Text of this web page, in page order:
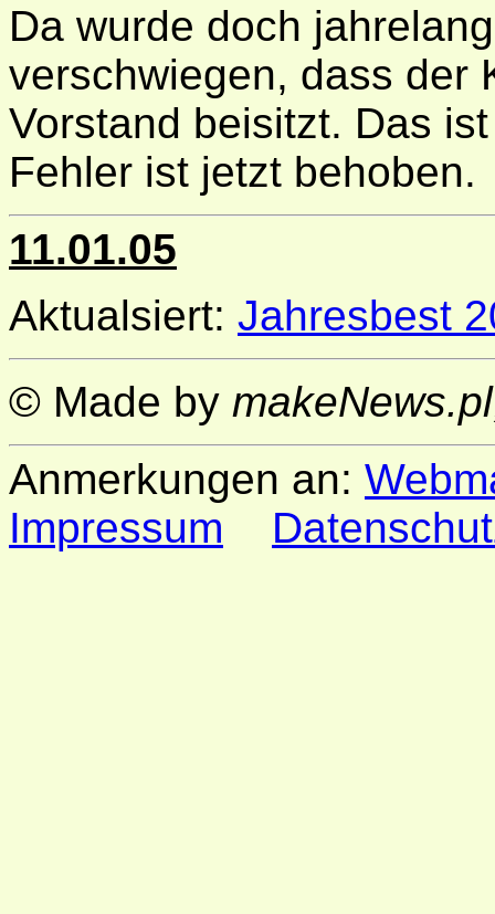
Da wurde doch
verschwiegen, dass der
Vorstand beisitzt. Das
Fehler ist jetzt behoben.
11.01.05
Aktualsiert: Jahresbest
© Made by
Anmerkungen an:
Impressum